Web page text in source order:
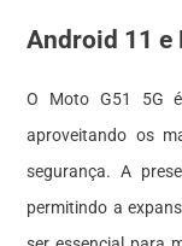
Android 11 e
O Moto G51 5G
aproveitando os
segurança. A
permitindo a